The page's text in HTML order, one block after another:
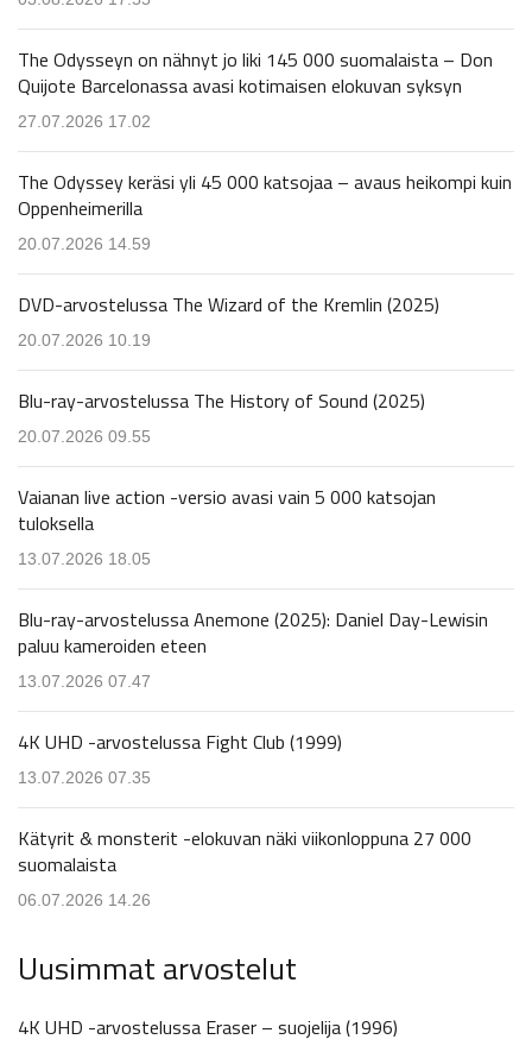
The Odysseyn on nähnyt jo liki 145 000 suomalaista – Don
Quijote Barcelonassa avasi kotimaisen elokuvan syksyn
27.07.2026 17.02
The Odyssey keräsi yli 45 000 katsojaa – avaus heikompi kuin
Oppenheimerilla
20.07.2026 14.59
DVD-arvostelussa The Wizard of the Kremlin (2025)
20.07.2026 10.19
Blu-ray-arvostelussa The History of Sound (2025)
20.07.2026 09.55
Vaianan live action -versio avasi vain 5 000 katsojan
tuloksella
13.07.2026 18.05
Blu-ray-arvostelussa Anemone (2025): Daniel Day-Lewisin
paluu kameroiden eteen
13.07.2026 07.47
4K UHD -arvostelussa Fight Club (1999)
13.07.2026 07.35
Kätyrit & monsterit -elokuvan näki viikonloppuna 27 000
suomalaista
06.07.2026 14.26
Uusimmat arvostelut
4K UHD -arvostelussa Eraser – suojelija (1996)